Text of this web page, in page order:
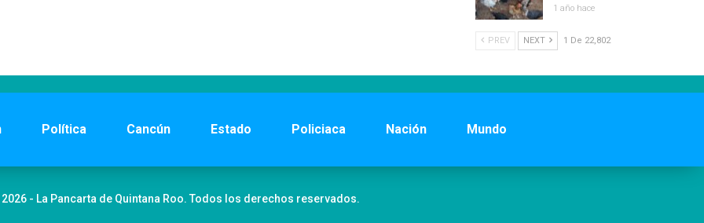
1 año hace
PREV NEXT 1 De 22,802
Política Cancún Estado Policiaca Nación Mundo
- La Pancarta de Quintana Roo. Todos los derechos reservados.